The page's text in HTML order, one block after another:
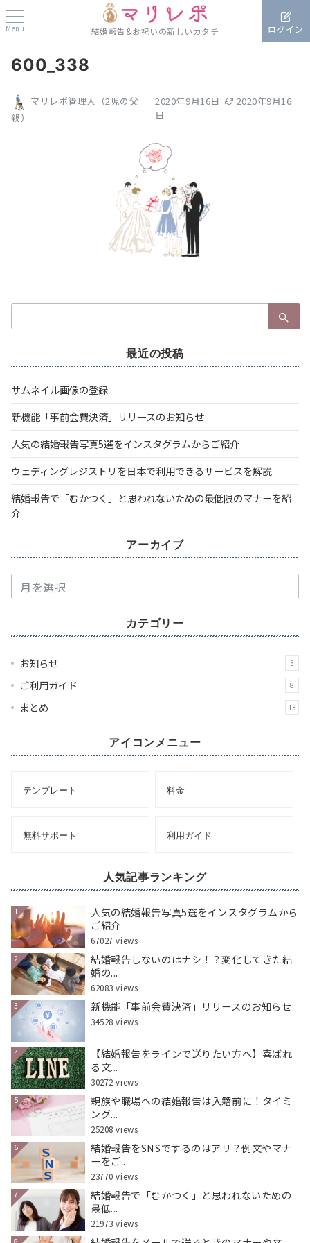
Menu 結婚報告&お祝いの新しいカタチ ログイン
600_338
2020年9月16日
2020年9月16
日
マリレポ管理人（2児の父
親）
索：
最近の投稿
サムネイル画像の登録
新機能「事前会費決済」リリースのお知らせ
人気の結婚報告写真5選をインスタグラムからご紹介
ウェディングレジストリを日本で利用できるサービスを解説
結婚報告で「むかつく」と思われないための最低限のマナーを紹
介
アーカイブ
ー
イ
カテゴリー
お知らせ 3
ご利用ガイド 8
まとめ 13
アイコンメニュー
テンプレート 料金
無料サポート 利用ガイド
人気記事ランキング
1
人気の結婚報告写真5選をインスタグラムから
ご紹介
67027 views
2
結婚報告しないのはナシ！？変化してきた結
婚の...
62083 views
3 新機能「事前会費決済」リリースのお知らせ
34528 views
4
【結婚報告をラインで送りたい方へ】喜ばれ
る文...
30272 views
5
親族や職場への結婚報告は入籍前に！タイミ
ング...
25208 views
6
結婚報告をSNSでするのはアリ？例文やマナ
ーをご...
23770 views
7
結婚報告で「むかつく」と思われないための
最低...
21973 views